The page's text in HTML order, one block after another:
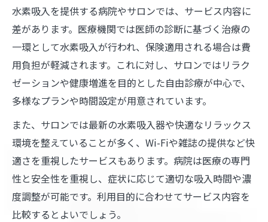
水素吸入を提供する病院やサロンでは、サービス内容に
差があります。医療機関では医師の診断に基づく治療の
一環として水素吸入が行われ、保険適用される場合は費
用負担が軽減されます。これに対し、サロンではリラク
ゼーションや健康増進を目的とした自由診療が中心で、
多様なプランや時間設定が用意されています。
また、サロンでは最新の水素吸入器や快適なリラックス
環境を整えていることが多く、Wi-Fiや雑誌の提供など快
適さを重視したサービスもあります。病院は医療の専門
性と安全性を重視し、症状に応じて適切な吸入時間や濃
度調整が可能です。利用目的に合わせてサービス内容を
比較するとよいでしょう。